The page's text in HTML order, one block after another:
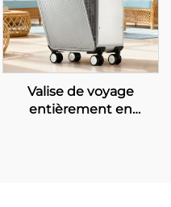
Valise de voyage
entièrement en